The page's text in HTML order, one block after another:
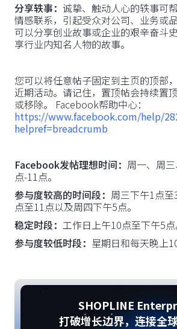
分享轶事： 诚挚、触动人心的轶事可
情感联系，引起受众对公司、业务或
可以分享创业故事或企业的艰辛奋斗
享行业内知名人物的故事。
您可以将任意帖子固定到主页的顶部
近期活动。请记住，置顶帖会持续置
或移除。 Facebook帮助中心：
https://www.facebook.com/help/
helpref=breadcrumb
Facebook发帖理想时间： 周一、周
点-11点。
参与度较高的时间段： 周三下午1点
点至11点以及周四下午5点。
稳定时段： 工作日上午10点至下午5点
参与度较低时段： 星期日和每天晚上
SHOPLINE
打破增长边界，连接全